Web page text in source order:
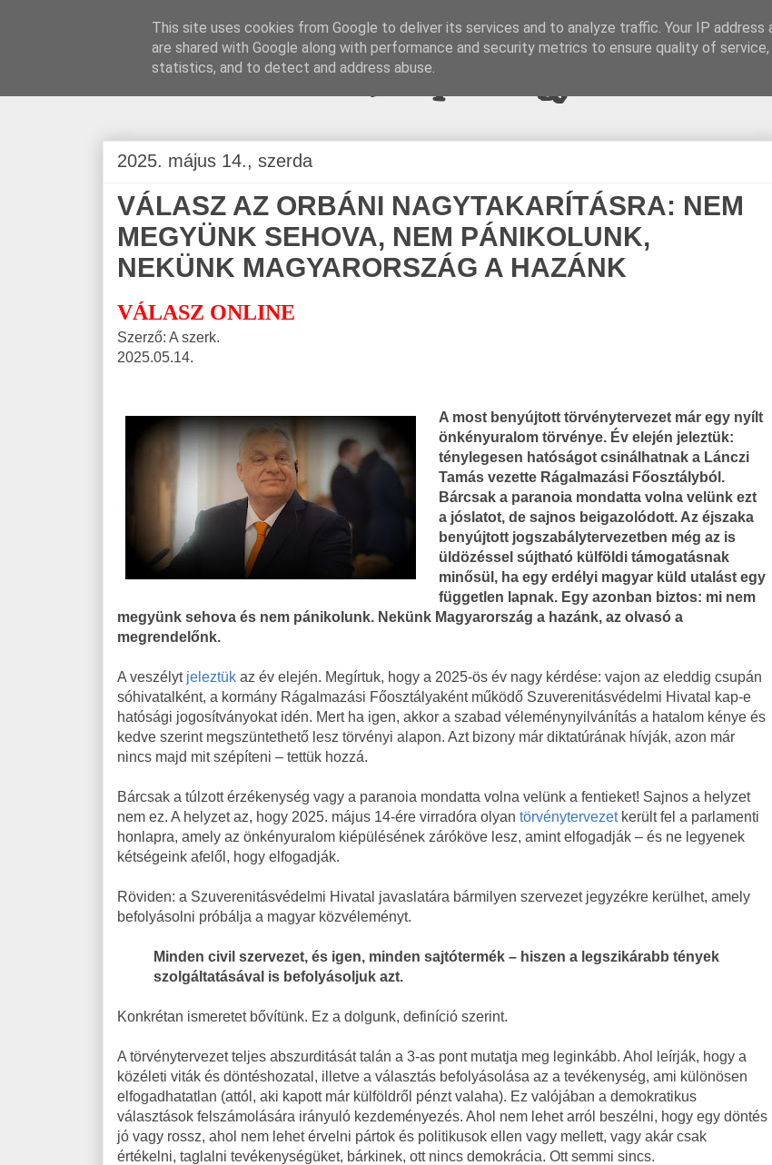
BLOGÁSZAT, napi blogjava
2025. május 14., szerda
VÁLASZ AZ ORBÁNI NAGYTAKARÍTÁSRA: NEM
MEGYÜNK SEHOVA, NEM PÁNIKOLUNK,
NEKÜNK MAGYARORSZÁG A HAZÁNK
VÁLASZ ONLINE
Szerző: A szerk.
2025.05.14.
A most benyújtott törvénytervezet már egy nyílt
önkényuralom törvénye. Év elején jeleztük:
ténylegesen hatóságot csinálhatnak a Lánczi
Tamás vezette Rágalmazási Főosztályból.
Bárcsak a paranoia mondatta volna velünk ezt
a jóslatot, de sajnos beigazolódott. Az éjszaka
benyújtott jogszabálytervezetben még az is
üldözéssel sújtható külföldi támogatásnak
minősül, ha egy erdélyi magyar küld utalást egy
független lapnak. Egy azonban biztos: mi nem
megyünk sehova és nem pánikolunk. Nekünk Magyarország a hazánk, az olvasó a
megrendelőnk.
A veszélyt jeleztük az év elején. Megírtuk, hogy a 2025-ös év nagy kérdése: vajon az eleddig csupán
sóhivatalként, a kormány Rágalmazási Főosztályaként működő Szuverenitásvédelmi Hivatal kap-e
hatósági jogosítványokat idén. Mert ha igen, akkor a szabad véleménynyilvánítás a hatalom kénye és
kedve szerint megszüntethető lesz törvényi alapon. Azt bizony már diktatúrának hívják, azon már
nincs majd mit szépíteni – tettük hozzá.
Bárcsak a túlzott érzékenység vagy a paranoia mondatta volna velünk a fentieket! Sajnos a helyzet
nem ez. A helyzet az, hogy 2025. május 14-ére virradóra olyan törvénytervezet került fel a parlamenti
honlapra, amely az önkényuralom kiépülésének záróköve lesz, amint elfogadják – és ne legyenek
kétségeink afelől, hogy elfogadják.
Röviden: a Szuverenitásvédelmi Hivatal javaslatára bármilyen szervezet jegyzékre kerülhet, amely
befolyásolni próbálja a magyar közvéleményt.
Minden civil szervezet, és igen, minden sajtótermék – hiszen a legszikárabb tények
szolgáltatásával is befolyásoljuk azt.
Konkrétan ismeretet bővítünk. Ez a dolgunk, definíció szerint.
A törvénytervezet teljes abszurditását talán a 3-as pont mutatja meg leginkább. Ahol leírják, hogy a
közéleti viták és döntéshozatal, illetve a választás befolyásolása az a tevékenység, ami különösen
elfogadhatatlan (attól, aki kapott már külföldről pénzt valaha). Ez valójában a demokratikus
választások felszámolására irányuló kezdeményezés. Ahol nem lehet arról beszélni, hogy egy döntés
jó vagy rossz, ahol nem lehet érvelni pártok és politikusok ellen vagy mellett, vagy akár csak
értékelni, taglalni tevékenységüket, bárkinek, ott nincs demokrácia. Ott semmi sincs.
This site uses cookies from Google to deliver its services and to analyze traffic. Your IP address
are shared with Google along with performance and security metrics to ensure quality of
statistics, and to detect and address abuse.